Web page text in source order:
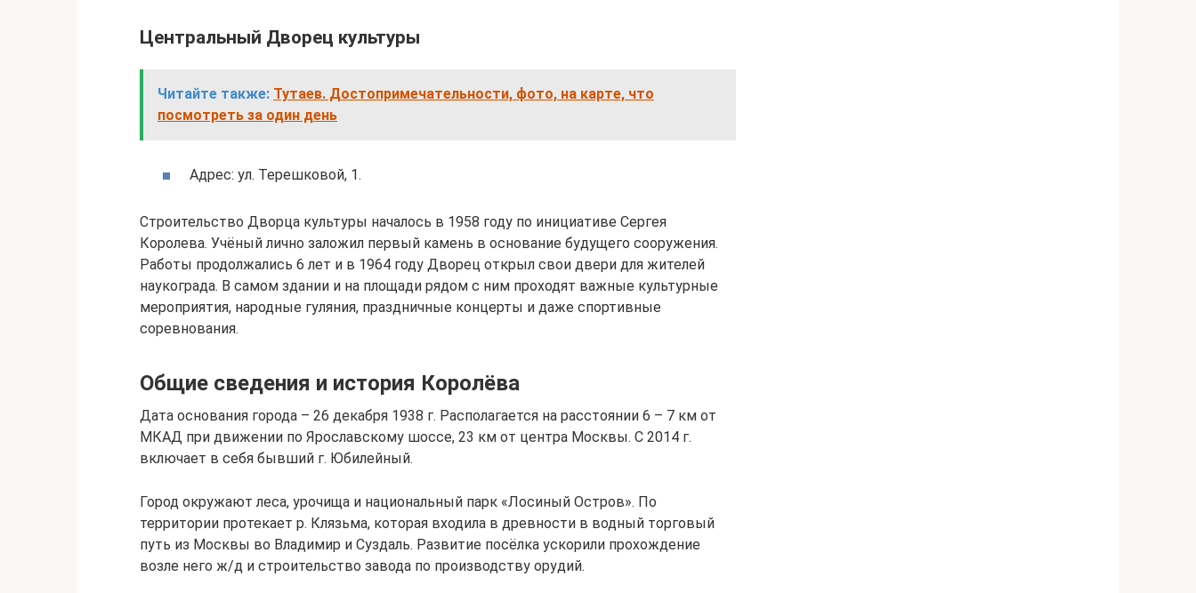
Центральный Дворец культуры
Читайте также: Тутаев. Достопримечательности, фото, на карте, что
посмотреть за один день
Адрес: ул. Терешковой, 1.
Строительство Дворца культуры началось в 1958 году по инициативе Сергея
Королева. Учёный лично заложил первый камень в основание будущего сооружения.
Работы продолжались 6 лет и в 1964 году Дворец открыл свои двери для жителей
наукограда. В самом здании и на площади рядом с ним проходят важные культурные
мероприятия, народные гуляния, праздничные концерты и даже спортивные
соревнования.
Общие сведения и история Королёва
Дата основания города – 26 декабря 1938 г. Располагается на расстоянии 6 – 7 км от
МКАД при движении по Ярославскому шоссе, 23 км от центра Москвы. С 2014 г.
включает в себя бывший г. Юбилейный.
Город окружают леса, урочища и национальный парк «Лосиный Остров». По
территории протекает р. Клязьма, которая входила в древности в водный торговый
путь из Москвы во Владимир и Суздаль. Развитие посёлка ускорили прохождение
возле него ж/д и строительство завода по производству орудий.